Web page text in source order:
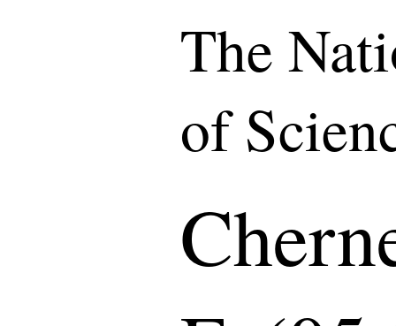
The
of